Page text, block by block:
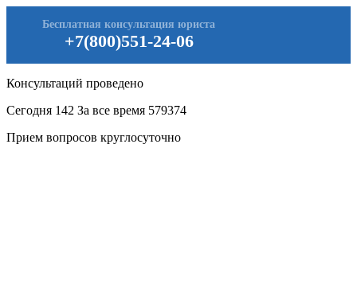
+7(800)551-24-06
Бесплатная консультация юриста
Консультаций проведено
Сегодня 142 За все время 579374
Прием вопросов круглосуточно